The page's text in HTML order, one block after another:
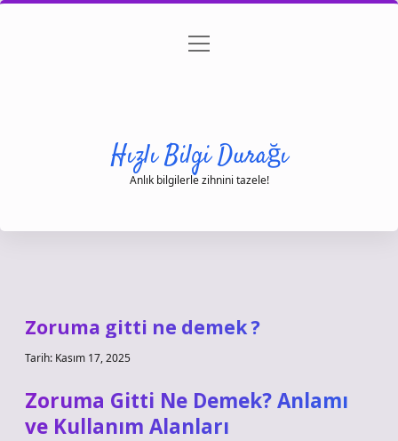
Gizlilik Politikası
menüyü
Hızlı Bilgi Durağı
Anlık bilgilerle zihnini tazele!
Zoruma gitti ne demek ?
Tarih: Kasım 17, 2025
Zoruma Gitti Ne Demek? Anlamı
ve Kullanım Alanları